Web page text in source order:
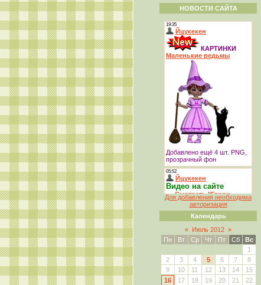
НОВОСТИ САЙТА
Для добавления необходима
авторизация
Календарь
« Июль 2012 »
Пн
Вт Ср Чт Пт Сб
Вс
1
2
3 4 5 6 7
8
9
10 11 12 13 14
15
16
17 18 19 20 21
22